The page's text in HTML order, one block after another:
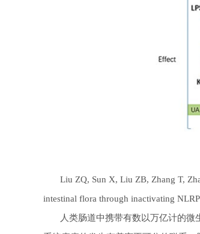
Liu ZQ, Sun X, Liu ZB, Zhang T,
intestinal flora through inactivating
人类肠道中携带有数以万亿计的微